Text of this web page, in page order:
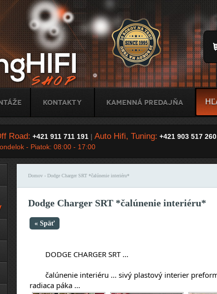
Jump to Navigation
Kontakty Kamenná predajňa
Road: +421 911 711 191| Auto Hifi, Tuning: +421 903 517 260
- Piatok: 08:00 - 17:00
Domov› Dodge Charger SRT *čalúnenie interiéru*
Dodge Charger SRT *čalúnenie interiéru*
« Späť
	DODGE CHARGER SRT ...
radiaca páka ...